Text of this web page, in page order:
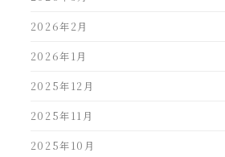
2026年2月
2026年1月
2025年12月
2025年11月
2025年10月